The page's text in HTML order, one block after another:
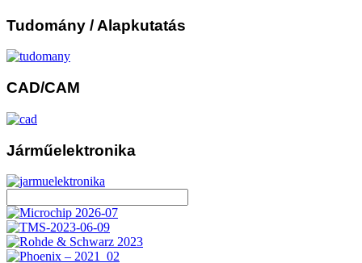
Tudomány / Alapkutatás
CAD/CAM
Járműelektronika